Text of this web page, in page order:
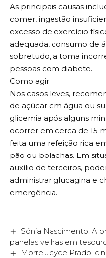
As principais causas
comer, ingestão
excesso de exercício
adequada, consumo de
sobretudo, a toma
pessoas com diabete.
Como agir
Nos casos leves,
de açúcar em água ou
glicemia após alguns
ocorrer em cerca de 15
feita uma refeição rica
pão ou bolachas. Em
auxílio de terceiros,
administrar glucagina e
emergência.
Sónia Nascimento: A
panelas velhas em
Morre Joyce Prado,